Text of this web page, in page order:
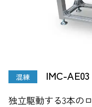
混練 IMC-AE03
独立駆動する3本の